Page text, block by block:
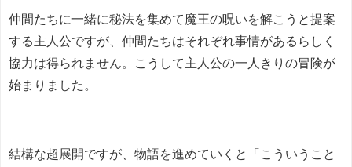
仲間たちに一緒に秘法を集めて魔王の呪いを解こうと提案
する主人公ですが、仲間たちはそれぞれ事情があるらしく
協力は得られません。こうして主人公の一人きりの冒険が
始まりました。
結構な超展開ですが、物語を進めていくと「こういうこと